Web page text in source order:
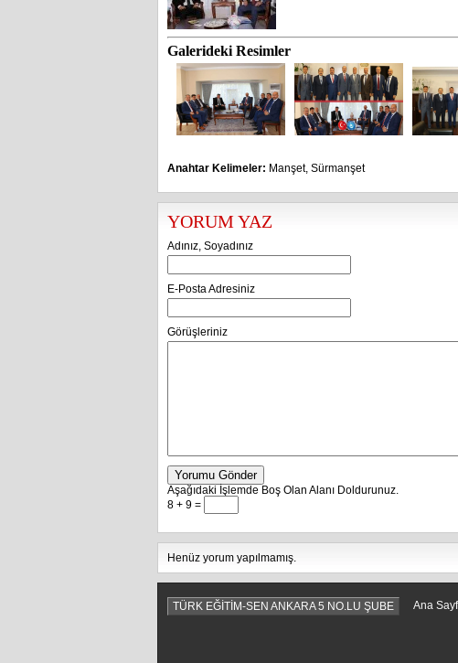
Galerideki Resimler
Anahtar Kelimeler: Manşet, Sürmanşet
YORUM YAZ
Adınız, Soyadınız
E-Posta Adresiniz
Görüşleriniz
Yorumu Gönder
Aşağıdaki İşlemde Boş Olan Alanı Doldurunuz.
8 + 9 =
Henüz yorum yapılmamış.
TÜRK EĞİTİM-SEN ANKARA 5 NO.LU ŞUBE Ana